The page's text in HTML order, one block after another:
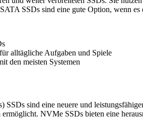
SSDs sind eine gute Option, wenn
alltägliche Aufgaben und Spiele
den meisten Systemen
sind eine neuere und
NVMe SSDs bieten eine